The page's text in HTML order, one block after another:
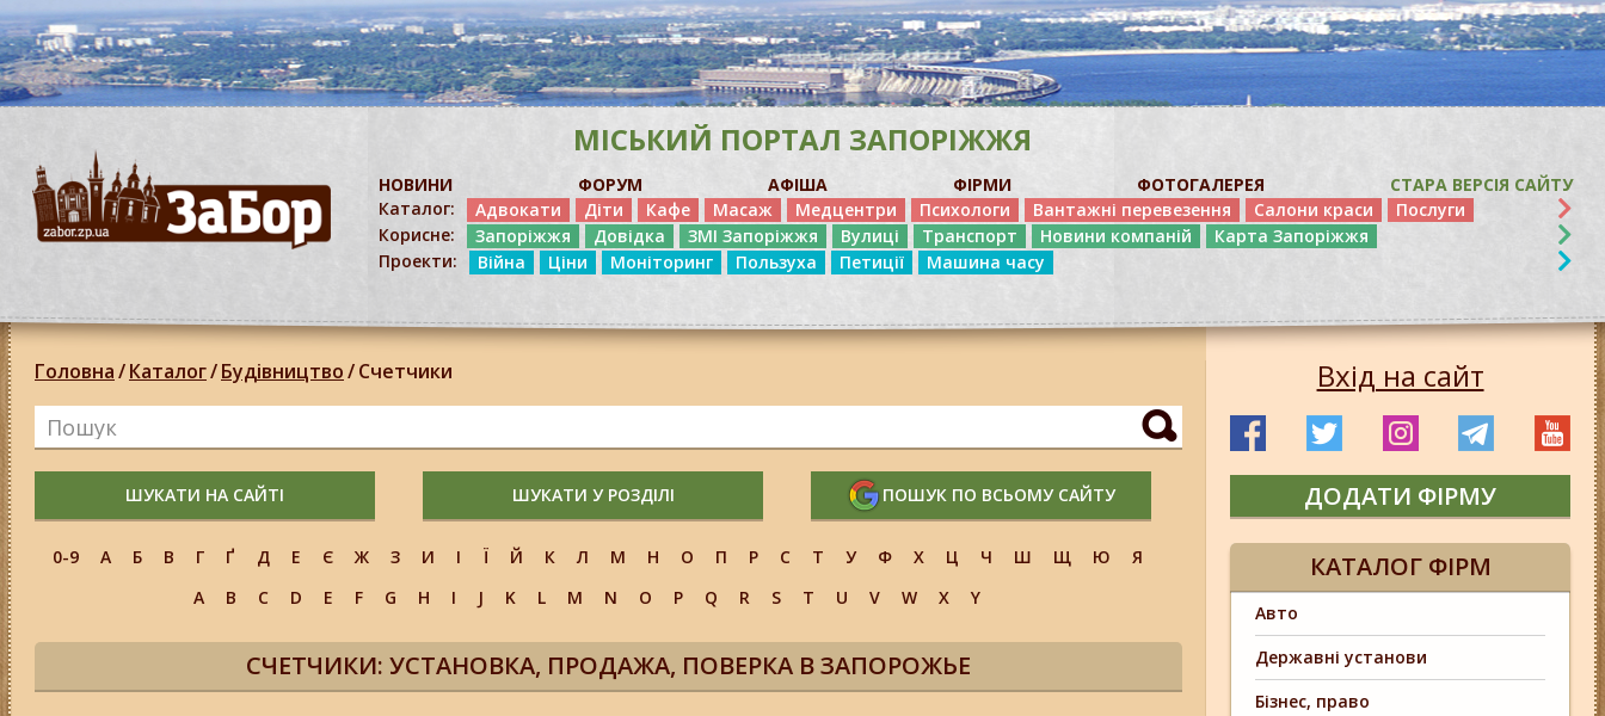
МІСЬКИЙ ПОРТАЛ ЗАПОРІЖЖЯ
НОВИНИ ФОРУМ АФІША ФІРМИ ФОТОГАЛЕРЕЯ
СТАРА ВЕРСІЯ САЙТУ
Каталог:
Адвокати Діти Кафе Масаж Медцентри Психологи Вантажні перевезення Салони краси
Послуги
Корисне:
Запоріжжя Довідка ЗМІ Запоріжжя Вулиці Транспорт Новини компаній
Карта Запоріжжя
Проекти:
Війна Ціни Моніторинг Пользуха Петиції Машина часу
Головна/Каталог/Будівництво/Счетчики
ШУКАТИ НА САЙТІ ШУКАТИ У РОЗДІЛІ ПОШУК ПО ВСЬОМУ САЙТУ
0-9 А Б В Г Ґ Д Е Є Ж З И І Ї Й К Л М Н О П Р С Т У Ф Х Ц Ч Ш Щ Ю
Я
A
B C D E F G H I J K L M N O P Q R S T U V W X Y
СЧЕТЧИКИ: УСТАНОВКА, ПРОДАЖА, ПОВЕРКА В ЗАПОРОЖЬЕ
Вхід на сайт
ДОДАТИ ФІРМУ
КАТАЛОГ ФІРМ
Авто
Державні установи
Бізнес, право